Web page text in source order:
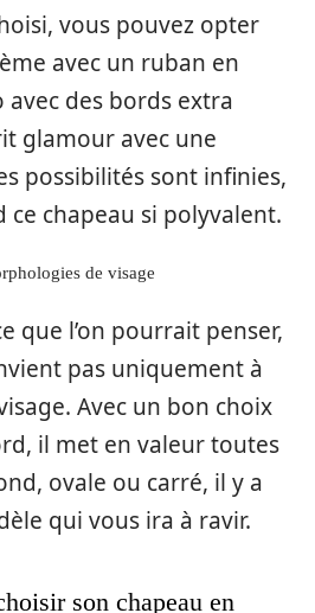
vous pouvez opter
avec un ruban en
des bords extra
glamour avec une
possibilités sont infinies,
ce chapeau si polyvalent.
de visage
que l’on pourrait penser,
pas uniquement à
Avec un bon choix
il met en valeur toutes
ovale ou carré, il y a
qui vous ira à ravir.
son chapeau en